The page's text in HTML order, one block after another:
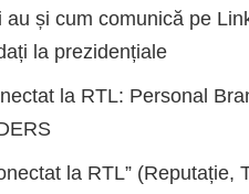
au și cum comunică pe
la prezidențiale
la RTL: Personal
la RTL” (Reputație,